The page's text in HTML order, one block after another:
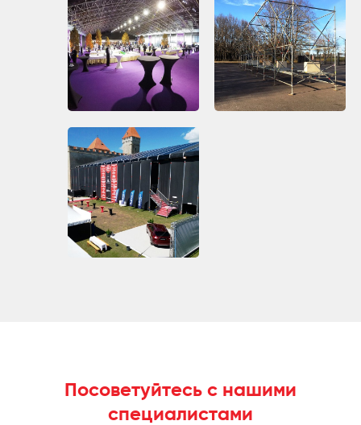
Посоветуйтесь с нашими
специалистами